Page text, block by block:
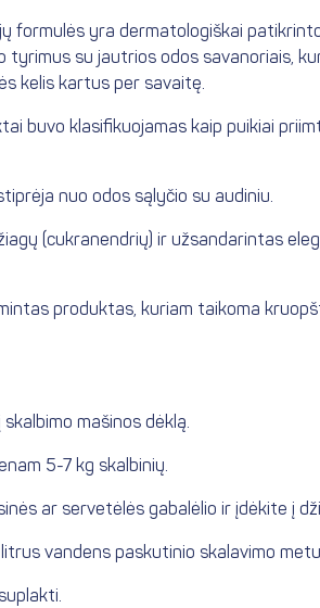
formulės yra dermatologiškai
su jautrios odos savanoriais,
kelis kartus per savaitę.
buvo klasifikuojamas kaip puikiai
nuo odos sąlyčio su audiniu.
(cukranendrių) ir užsandarintas
produktas, kuriam taikoma
mašinos dėklą.
5-7 kg skalbinių.
ar servetėlės ​​gabalėlio ir įdėkite į
vandens paskutinio skalavimo